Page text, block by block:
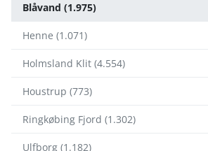
Blåvand (1.975)
Henne (1.071)
Holmsland Klit (4.554)
Houstrup (773)
Ringkøbing Fjord (1.302)
Ulfborg (1.182)